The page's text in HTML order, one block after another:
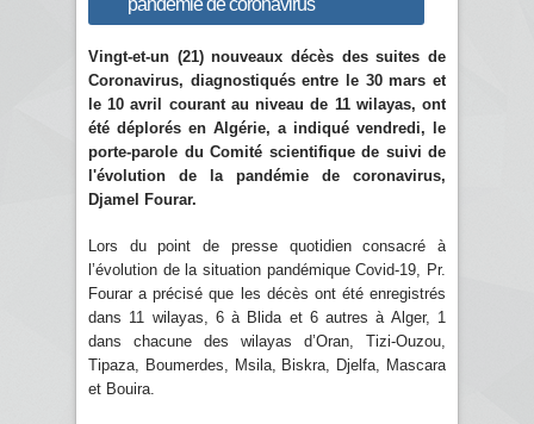
pandémie de coronavirus
Vingt-et-un (21) nouveaux décès des suites de
Coronavirus, diagnostiqués entre le 30 mars et
le 10 avril courant au niveau de 11 wilayas, ont
été déplorés en Algérie, a indiqué vendredi, le
porte-parole du Comité scientifique de suivi de
l'évolution de la pandémie de coronavirus,
Djamel Fourar.
Lors du point de presse quotidien consacré à
l’évolution de la situation pandémique Covid-19, Pr.
Fourar a précisé que les décès ont été enregistrés
dans 11 wilayas, 6 à Blida et 6 autres à Alger, 1
dans chacune des wilayas d’Oran, Tizi-Ouzou,
Tipaza, Boumerdes, Msila, Biskra, Djelfa, Mascara
et Bouira.